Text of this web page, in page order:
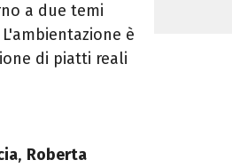
a due temi
è
di piatti reali
, Roberta